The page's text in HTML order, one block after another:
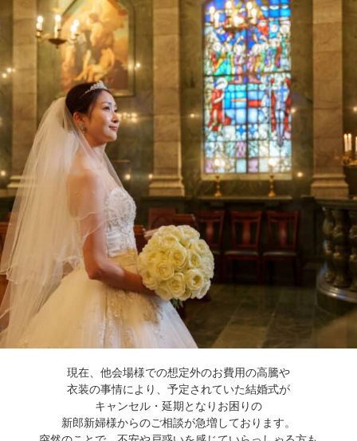
現在、他会場様での想定外のお費用の高騰や
衣装の事情により、予定されていた結婚式が
キャンセル・延期となりお困りの
新郎新婦様からのご相談が急増しております。